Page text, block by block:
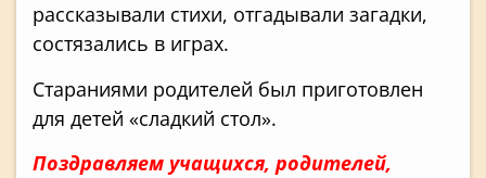
рассказывали стихи, отгадывали загадки,
состязались в играх.
Стараниями родителей был приготовлен
для детей «сладкий стол».
Поздравляем учащихся, родителей,